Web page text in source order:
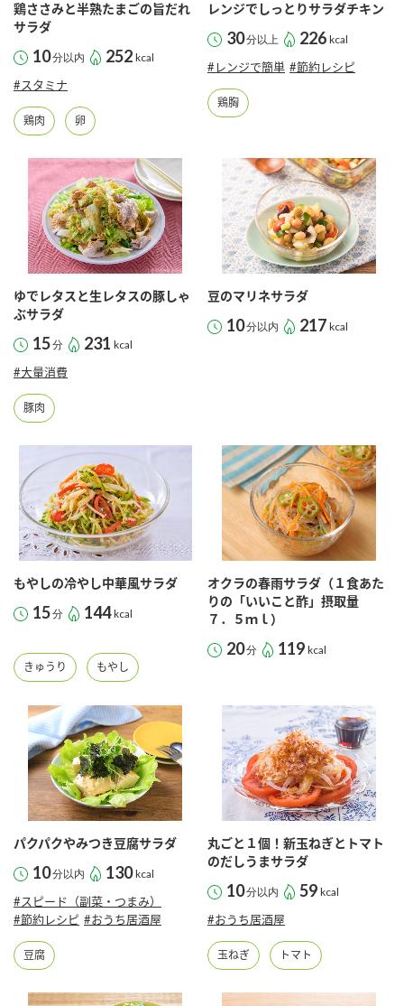
業務用サイト ミツカングループについて 製造所固有記号一覧
鶏ささみと半熟たまごの旨だれ
サラダ
10分以内 252 kcal
#スタミナ
鶏肉 卵
レンジでしっとりサラダチキン
30分以上 226 kcal
#レンジで簡単 #節約レシピ
鶏胸
ゆでレタスと生レタスの豚しゃ
ぶサラダ
15分 231 kcal
#大量消費
豚肉
豆のマリネサラダ
10分以内 217 kcal
もやしの冷やし中華風サラダ
15分 144 kcal
きゅうり もやし
オクラの春雨サラダ（１食あた
りの「いいこと酢」摂取量
７．５ｍｌ）
20分 119 kcal
パクパクやみつき豆腐サラダ
10分以内 130 kcal
#スピード（副菜・つまみ）
#節約レシピ #おうち居酒屋
豆腐
丸ごと１個！新玉ねぎとトマト
のだしうまサラダ
10分以内 59 kcal
#おうち居酒屋
玉ねぎ トマト